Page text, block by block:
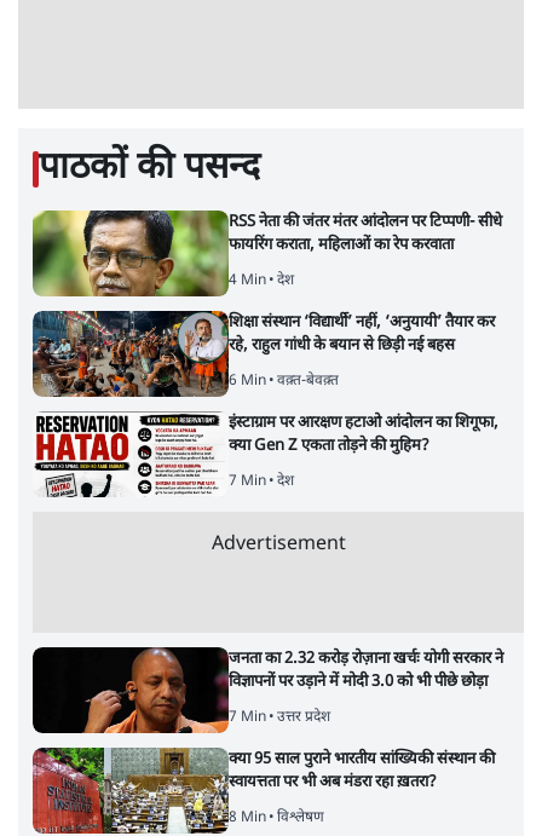
पाठकों की पसन्द
RSS नेता की जंतर मंतर आंदोलन पर टिप्पणी- सीधे
फायरिंग कराता, महिलाओं का रेप करवाता
4 Min• देश
शिक्षा संस्थान ‘विद्यार्थी’ नहीं, ‘अनुयायी’ तैयार कर
रहे, राहुल गांधी के बयान से छिड़ी नई बहस
6 Min• वक़्त-बेवक़्त
इंस्टाग्राम पर आरक्षण हटाओ आंदोलन का शिगूफा,
क्या Gen Z एकता तोड़ने की मुहिम?
7 Min• देश
Advertisement
जनता का 2.32 करोड़ रोज़ाना खर्चः योगी सरकार ने
विज्ञापनों पर उड़ाने में मोदी 3.0 को भी पीछे छोड़ा
7 Min• उत्तर प्रदेश
क्या 95 साल पुराने भारतीय सांख्यिकी संस्थान की
स्वायत्तता पर भी अब मंडरा रहा ख़तरा?
8 Min• विश्लेषण